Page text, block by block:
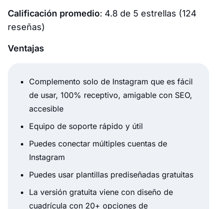
Calificación promedio: 4.8 de 5 estrellas (124
reseñas)
Ventajas
Complemento solo de Instagram que es fácil
de usar, 100% receptivo, amigable con SEO,
accesible
Equipo de soporte rápido y útil
Puedes conectar múltiples cuentas de
Instagram
Puedes usar plantillas prediseñadas gratuitas
La versión gratuita viene con diseño de
cuadrícula con 20+ opciones de